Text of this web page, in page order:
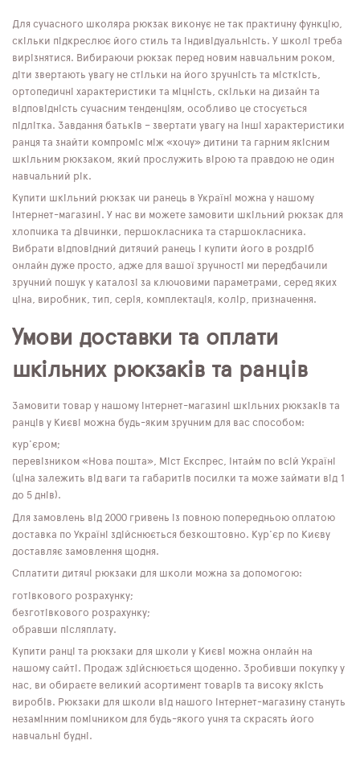
Для сучасного школяра рюкзак виконує не так практичну функцію,
скільки підкреслює його стиль та індивідуальність. У школі треба
вирізнятися. Вибираючи рюкзак перед новим навчальним роком,
діти звертають увагу не стільки на його зручність та місткість,
ортопедичні характеристики та міцність, скільки на дизайн та
відповідність сучасним тенденціям, особливо це стосується
підлітка. Завдання батьків – звертати увагу на інші характеристики
ранця та знайти компроміс між «хочу» дитини та гарним якісним
шкільним рюкзаком, який прослужить вірою та правдою не один
навчальний рік.
Купити шкільний рюкзак чи ранець в Україні можна у нашому
інтернет-магазині. У нас ви можете замовити шкільний рюкзак для
хлопчика та дівчинки, першокласника та старшокласника.
Вибрати відповідний дитячий ранець і купити його в роздріб
онлайн дуже просто, адже для вашої зручності ми передбачили
зручний пошук у каталозі за ключовими параметрами, серед яких
ціна, виробник, тип, серія, комплектація, колір, призначення.
Умови доставки та оплати
шкільних рюкзаків та ранців
Замовити товар у нашому інтернет-магазині шкільних рюкзаків та
ранців у Києві можна будь-яким зручним для вас способом:
кур'єром;
перевізником «Нова пошта», Міст Експрес, Інтайм по всій Україні
(ціна залежить від ваги та габаритів посилки та може займати від 1
до 5 днів).
Для замовлень від 2000 гривень із повною попередньою оплатою
доставка по Україні здійснюється безкоштовно. Кур'єр по Києву
доставляє замовлення щодня.
Сплатити дитячі рюкзаки для школи можна за допомогою:
готівкового розрахунку;
безготівкового розрахунку;
обравши післяплату.
Купити ранці та рюкзаки для школи у Києві можна онлайн на
нашому сайті. Продаж здійснюється щоденно. Зробивши покупку у
нас, ви обираєте великий асортимент товарів та високу якість
виробів. Рюкзаки для школи від нашого інтернет-магазину стануть
незамінним помічником для будь-якого учня та скрасять його
навчальні будні.